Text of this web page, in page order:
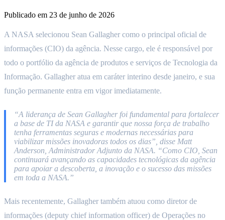
Publicado em 23 de junho de 2026
A NASA selecionou Sean Gallagher como o principal oficial de
informações (CIO) da agência. Nesse cargo, ele é responsável por
todo o portfólio da agência de produtos e serviços de Tecnologia da
Informação. Gallagher atua em caráter interino desde janeiro, e sua
função permanente entra em vigor imediatamente.
“A liderança de Sean Gallagher foi fundamental para fortalecer
a base de TI da NASA e garantir que nossa força de trabalho
tenha ferramentas seguras e modernas necessárias para
viabilizar missões inovadoras todos os dias”, disse Matt
Anderson, Administrador Adjunto da NASA. “Como CIO, Sean
continuará avançando as capacidades tecnológicas da agência
para apoiar a descoberta, a inovação e o sucesso das missões
em toda a NASA.”
Mais recentemente, Gallagher também atuou como diretor de
informações (deputy chief information officer) de Operações no